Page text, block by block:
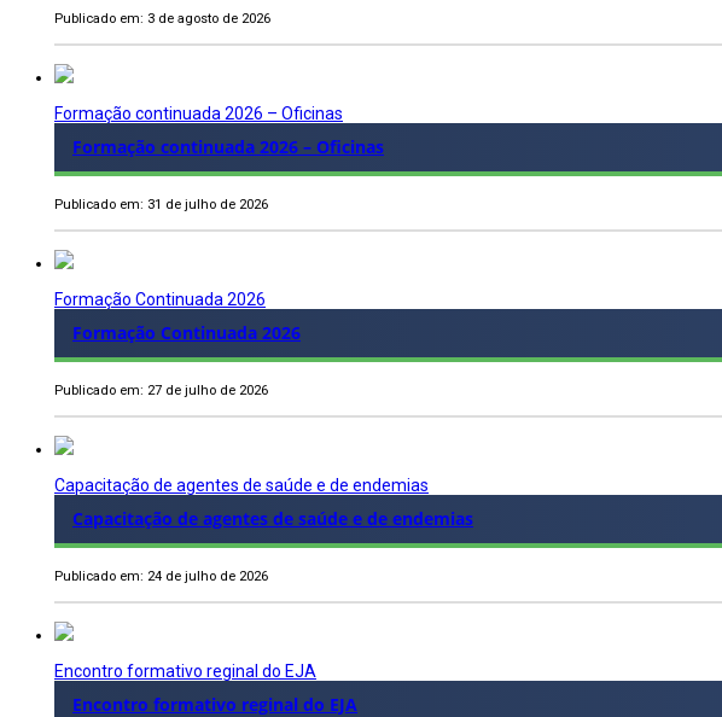
Publicado em: 3 de agosto de 2026
Formação continuada 2026 – Oficinas
Formação continuada 2026 – Oficinas
Publicado em: 31 de julho de 2026
Formação Continuada 2026
Formação Continuada 2026
Publicado em: 27 de julho de 2026
Capacitação de agentes de saúde e de endemias
Capacitação de agentes de saúde e de endemias
Publicado em: 24 de julho de 2026
Encontro formativo reginal do EJA
Encontro formativo reginal do EJA